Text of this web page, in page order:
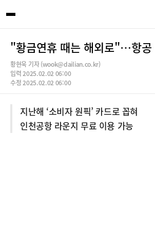
"황금연휴 때는 해외로"…항공
황현욱 기자 (wook@dailian.co.kr)
입력 2025.02.02 06:00
수정 2025.02.02 06:00
지난해 ‘소비자 원픽’ 카드로 꼽혀
인천공항 라운지 무료 이용 가능